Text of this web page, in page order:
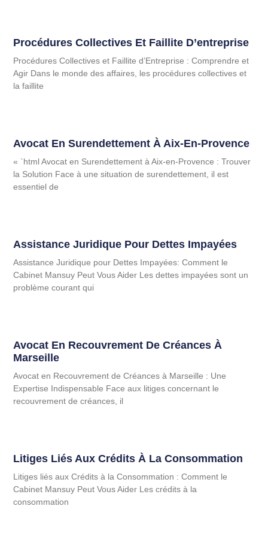
Procédures Collectives Et Faillite D’entreprise
Procédures Collectives et Faillite d’Entreprise : Comprendre et
Agir Dans le monde des affaires, les procédures collectives et
la faillite
Avocat En Surendettement À Aix-En-Provence
« `html Avocat en Surendettement à Aix-en-Provence : Trouver
la Solution Face à une situation de surendettement, il est
essentiel de
Assistance Juridique Pour Dettes Impayées
Assistance Juridique pour Dettes Impayées: Comment le
Cabinet Mansuy Peut Vous Aider Les dettes impayées sont un
problème courant qui
Avocat En Recouvrement De Créances À
Marseille
Avocat en Recouvrement de Créances à Marseille : Une
Expertise Indispensable Face aux litiges concernant le
recouvrement de créances, il
Litiges Liés Aux Crédits À La Consommation
Litiges liés aux Crédits à la Consommation : Comment le
Cabinet Mansuy Peut Vous Aider Les crédits à la
consommation